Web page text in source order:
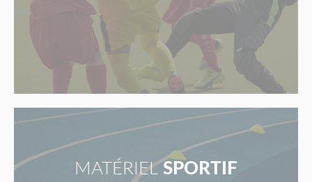
MATÉRIEL SPORTIF